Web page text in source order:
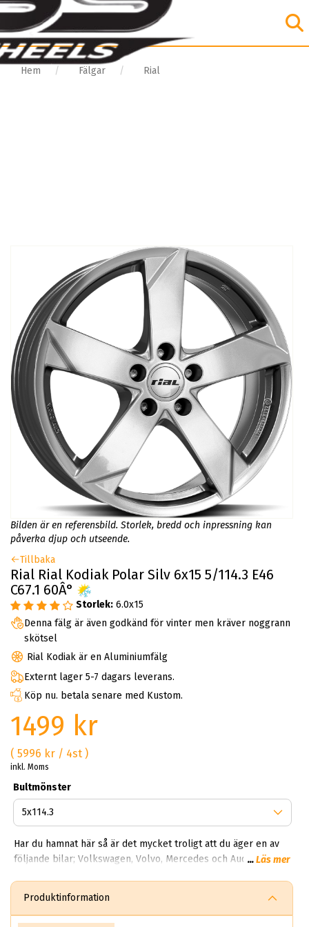
Hem Fälgar Rial
Bilden är en referensbild. Storlek, bredd och inpressning kan
påverka djup och utseende.
Tillbaka
Rial Rial Kodiak Polar Silv 6x15 5/114.3 E46
C67.1 60Â°
Storlek: 6.0x15
Denna fälg är även godkänd för vinter men kräver noggrann
skötsel
Rial Kodiak är en Aluminiumfälg
Externt lager 5-7 dagars leverans.
Köp nu. betala senare med Kustom.
1499 kr
( 5996 kr / 4st )
inkl. Moms
Bultmönster
Har du hamnat här så är det mycket troligt att du äger en av
följande bilar; Volkswagen, Volvo, Mercedes och Audi? Det
Kodiak, Torino, Norrano och Arktis. Fälgarna tillverkas i
storlekarna 16 - 20 tum och finns i olika färger och bredder.
...Läs mer
Produktinformation